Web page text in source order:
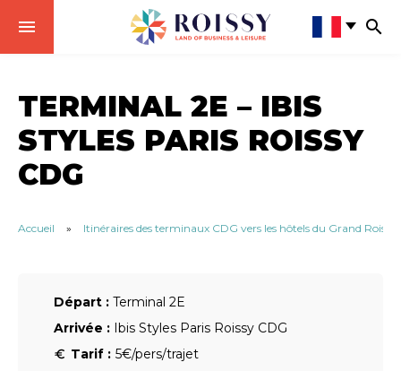
TERMINAL 2E – IBIS
STYLES PARIS ROISSY
CDG
Accueil » Itinéraires des terminaux CDG vers les hôtels du Grand Roissy
Départ : Terminal 2E
Arrivée : Ibis Styles Paris Roissy CDG
Tarif : 5€/pers/trajet